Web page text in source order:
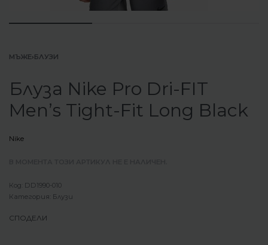
МЪЖЕ›БЛУЗИ
Блуза Nike Pro Dri-FIT
Men’s Tight-Fit Long Black
Nike
DD1990-010
Категория: Блузи
СПОДЕЛИ